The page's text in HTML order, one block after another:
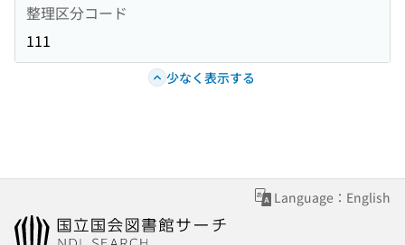
整理区分コード
111
少なく表示する
Language：English